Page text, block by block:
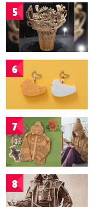
5
6
7
8